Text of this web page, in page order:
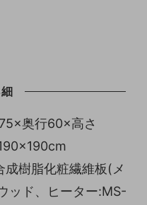
奥行60×高さ
樹脂化粧繊維板(メ
ッド、ヒーター:MS-